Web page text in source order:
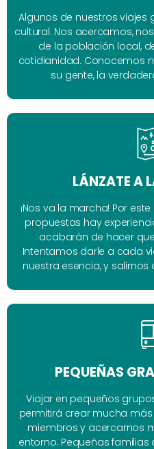
Algunos de nuestros viajes
cultural. Nos acercamos,
de la población local,
cotidianidad. Conocemos
su gente, la
LÁNZATE A
¡Nos va la marcha! Por
propuestas hay
acabarán de hacer
Intentamos darle a cada
nuestra esencia, y
PEQUEÑAS
Viajar en pequeños
permitirá crear mucha
miembros y acercarnos
entorno. Pequeñas